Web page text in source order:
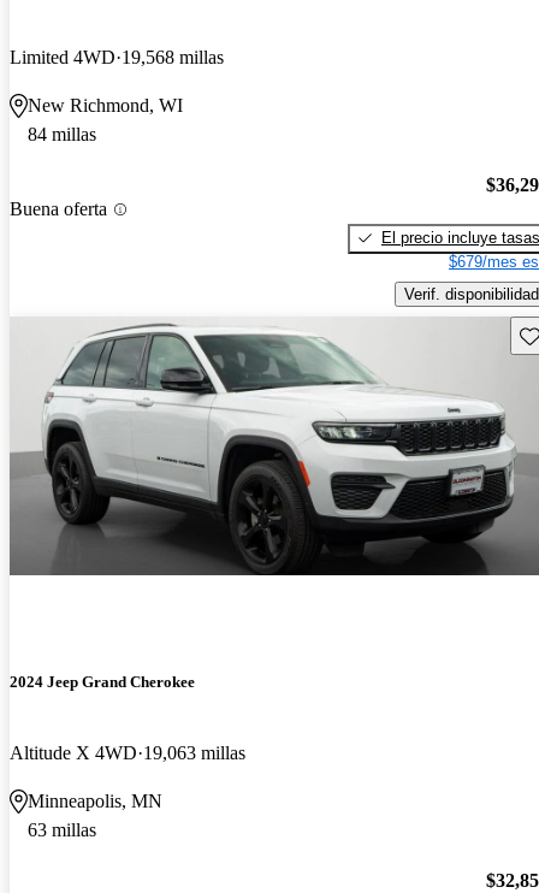
Limited 4WD 19,568 millas
New Richmond, WI
84 millas
Buena oferta
El precio incluye tasas
$679/mes
Verif. disponibilidad
2024 Jeep Grand Cherokee
Altitude X 4WD 19,063 millas
Minneapolis, MN
63 millas